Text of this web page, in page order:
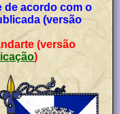
de acordo com o
(versão
)